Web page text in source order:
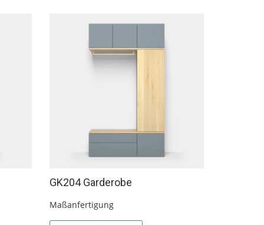
GK204 Garderobe
Maßanfertigung